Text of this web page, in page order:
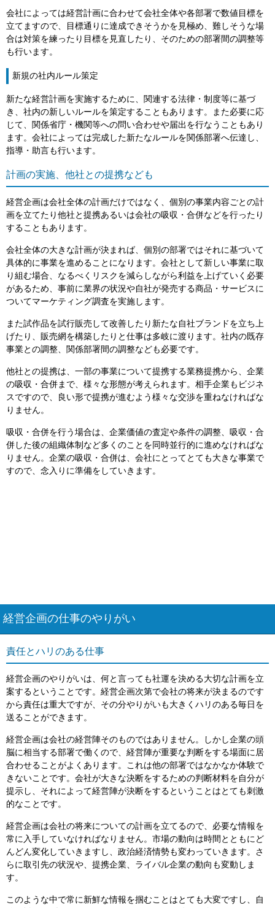
会社によっては経営計画に合わせて会社全体や各部署で数値目標を
立てますので、目標通りに達成できそうかを見極め、難しそうな場
合は対策を練ったり目標を見直したり、そのための部署間の調整等
も行います。
新規の社内ルール策定
新たな経営計画を実施するために、関連する法律・制度等に基づ
き、社内の新しいルールを策定することもあります。また必要に応
じて、関係省庁・機関等への問い合わせや届出を行なうこともあり
ます。会社によっては完成した新たなルールを関係部署へ伝達し、
指導・助言も行います。
計画の実施、他社との提携なども
経営企画は会社全体の計画だけではなく、個別の事業内容ごとの計
画を立てたり他社と提携あるいは会社の吸収・合併などを行ったり
することもあります。
会社全体の大きな計画が決まれば、個別の部署ではそれに基づいて
具体的に事業を進めることになります。会社として新しい事業に取
り組む場合、なるべくリスクを減らしながら利益を上げていく必要
があるため、事前に業界の状況や自社が発売する商品・サービスに
ついてマーケティング調査を実施します。
また試作品を試行販売して改善したり新たな自社ブランドを立ち上
げたり、販売網を構築したりと仕事は多岐に渡ります。社内の既存
事業との調整、関係部署間の調整なども必要です。
他社との提携は、一部の事業について提携する業務提携から、企業
の吸収・合併まで、様々な形態が考えられます。相手企業もビジネ
スですので、良い形で提携が進むよう様々な交渉を重ねなければな
りません。
吸収・合併を行う場合は、企業価値の査定や条件の調整、吸収・合
併した後の組織体制など多くのことを同時並行的に進めなければな
りません。企業の吸収・合併は、会社にとってとても大きな事業で
すので、念入りに準備をしていきます。
経営企画の仕事のやりがい
責任とハリのある仕事
経営企画のやりがいは、何と言っても社運を決める大切な計画を立
案するということです。経営企画次第で会社の将来が決まるのです
から責任は重大ですが、その分やりがいも大きくハリのある毎日を
送ることができます。
経営企画は会社の経営陣そのものではありません。しかし企業の頭
脳に相当する部署で働くので、経営陣が重要な判断をする場面に居
合わせることがよくあります。これは他の部署ではなかなか体験で
きないことです。会社が大きな決断をするための判断材料を自分が
提示し、それによって経営陣が決断をするということはとても刺激
的なことです。
経営企画は会社の将来についての計画を立てるので、必要な情報を
常に入手していなければなりません。市場の動向は時間とともにど
んどん変化していきますし、政治経済情勢も変わっていきます。さ
らに取引先の状況や、提携企業、ライバル企業の動向も変動しま
す。
このような中で常に新鮮な情報を掴むことはとても大変ですし、自